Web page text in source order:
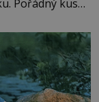
Pořádný kus
švadlena
podívejte.“